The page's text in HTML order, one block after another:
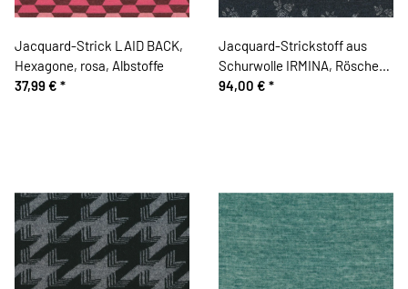
Jacquard-Strick LAID BACK,
Hexagone, rosa, Albstoffe
37,99 € *
Jacquard-Strickstoff aus
Schurwolle IRMINA, Röschen,
Hilco
94,00 € *